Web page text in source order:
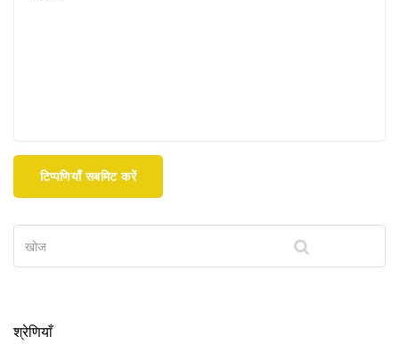
टिप्पणियाँ सबमिट करें
श्रेणियाँ